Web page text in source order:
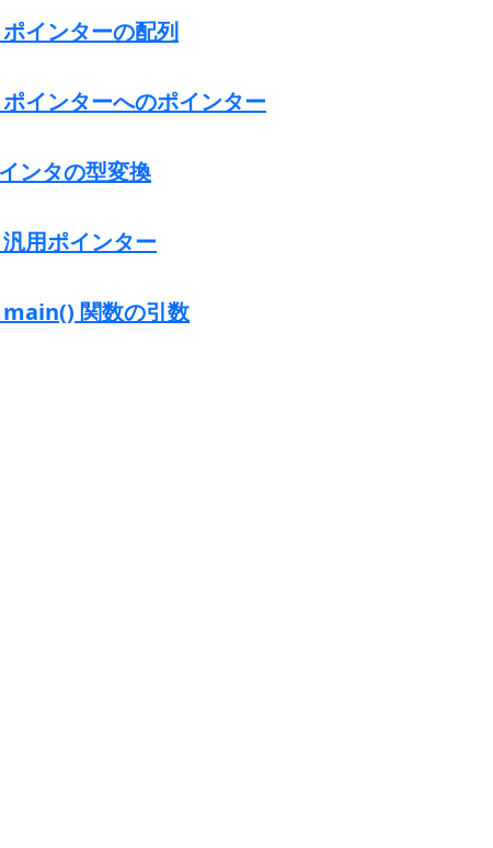
インターの配列
インターへのポインター
ンタの型変換
用ポインター
関数の引数